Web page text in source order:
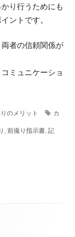
り行うためにも
ントです。
者の信頼関係が
ミュニケーショ
のメリット
タ
グ
カ
,前撮り指示書,記
き？